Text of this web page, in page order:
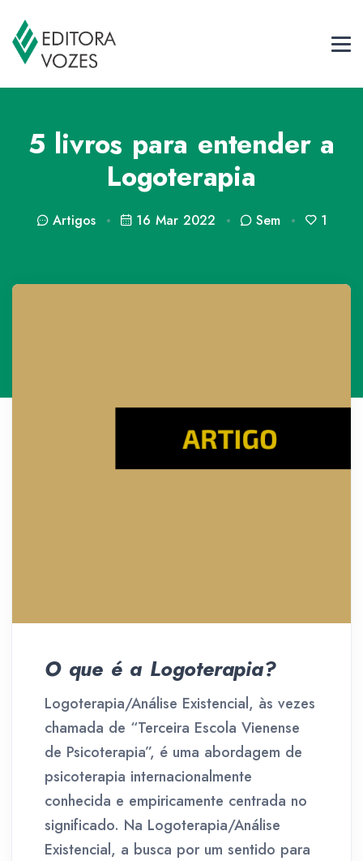
5 livros para entender a
Logoterapia
Artigos 16 Mar 2022 Sem 1
O que é a Logoterapia?
Logoterapia/Análise Existencial, às vezes
chamada de “Terceira Escola Vienense
de Psicoterapia”, é uma abordagem de
psicoterapia internacionalmente
conhecida e empiricamente centrada no
significado. Na Logoterapia/Análise
Existencial, a busca por um sentido para